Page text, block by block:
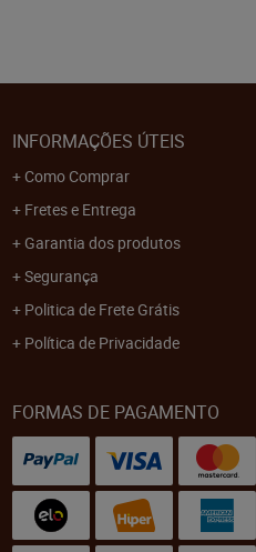
INFORMAÇÕES ÚTEIS
Como Comprar
Fretes e Entrega
Garantia dos produtos
Segurança
Politica de Frete Grátis
Política de Privacidade
FORMAS DE PAGAMENTO